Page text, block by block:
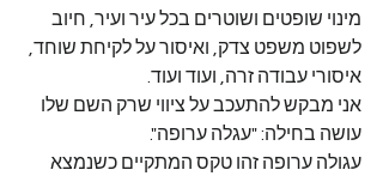
מינוי שופטים ושוטרים בכל עיר ועיר, חיוב
לשפוט משפט צדק, ואיסור על לקיחת שוחד,
איסורי עבודה זרה, ועוד ועוד.
אני מבקש להתעכב על ציווי שרק השם שלו
עושה בחילה: "עגלה ערופה".
עגולה ערופה זהו טקס המתקיים כשנמצא